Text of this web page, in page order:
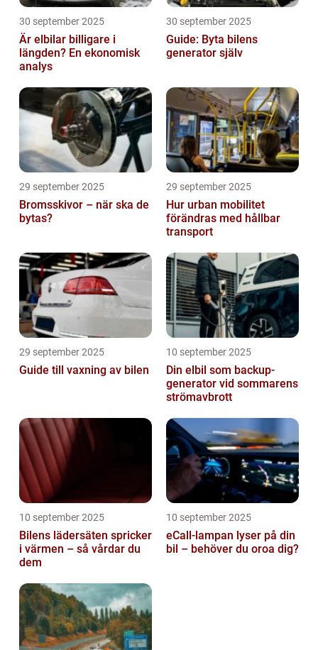
30 september 2025
Är elbilar billigare i
längden? En ekonomisk
analys
30 september 2025
Guide: Byta bilens
generator själv
29 september 2025
Bromsskivor – när ska de
bytas?
29 september 2025
Hur urban mobilitet
förändras med hållbar
transport
29 september 2025
Guide till vaxning av bilen
10 september 2025
Din elbil som backup-
generator vid sommarens
strömavbrott
10 september 2025
Bilens lädersäten spricker
i värmen – så vårdar du
dem
10 september 2025
eCall-lampan lyser på din
bil – behöver du oroa dig?